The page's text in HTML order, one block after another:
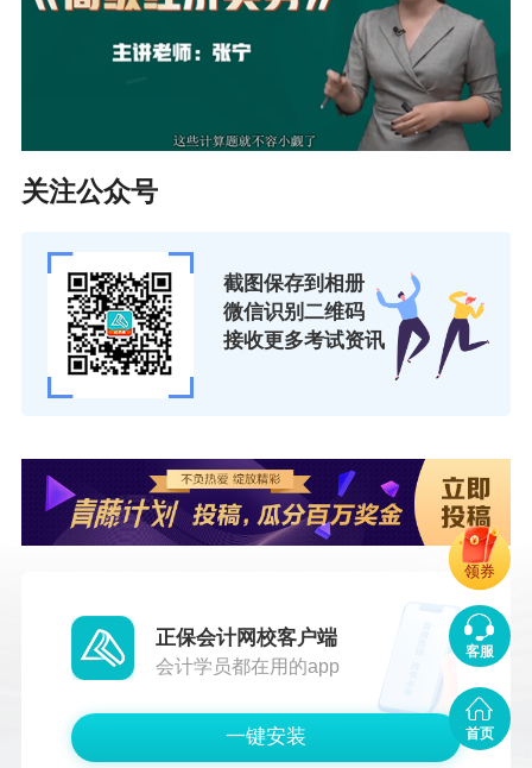
关注公众号
截图保存到相册
微信识别二维码
接收更多考试资讯
正保会计网校客户端
会计学员都在用的app
一键安装
客服
首页
领券